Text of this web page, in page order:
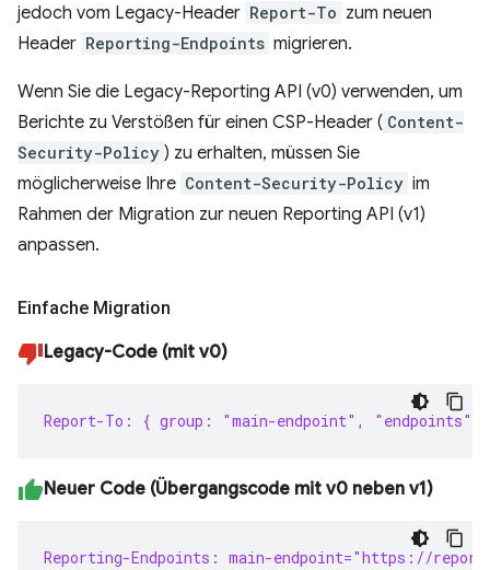
jedoch vom Legacy-Header Report-To zum neuen
Header Reporting-Endpoints migrieren.
Wenn Sie die Legacy-Reporting API (v0) verwenden, um
Berichte zu Verstößen für einen CSP-Header ( Content-
Security-Policy ) zu erhalten, müssen Sie
möglicherweise Ihre Content-Security-Policy im
Rahmen der Migration zur neuen Reporting API (v1)
anpassen.
Einfache Migration
Legacy-Code (mit v0)
Report-To: { group: "main-endpoint",
Neuer Code (Übergangscode mit v0 neben v1)
Reporting-Endpoints: main-endpoint="https://